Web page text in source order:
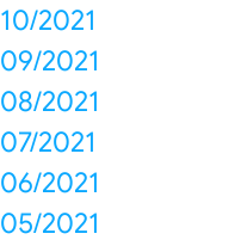
10/2021
09/2021
08/2021
07/2021
06/2021
05/2021